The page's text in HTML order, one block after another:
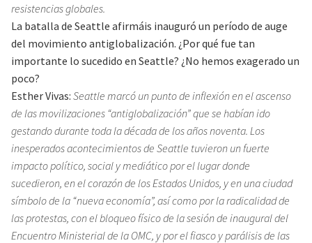
resistencias globales.
La batalla de Seattle afirmáis inauguró un período de auge
del movimiento antiglobalización. ¿Por qué fue tan
importante lo sucedido en Seattle? ¿No hemos exagerado un
poco?
Esther Vivas: Seattle marcó un punto de inflexión en el ascenso
de las movilizaciones “antiglobalización” que se habían ido
gestando durante toda la década de los años noventa. Los
inesperados acontecimientos de Seattle tuvieron un fuerte
impacto político, social y mediático por el lugar donde
sucedieron, en el corazón de los Estados Unidos, y en una ciudad
símbolo de la “nueva economía”, así como por la radicalidad de
las protestas, con el bloqueo físico de la sesión de inaugural del
Encuentro Ministerial de la OMC, y por el fiasco y parálisis de las